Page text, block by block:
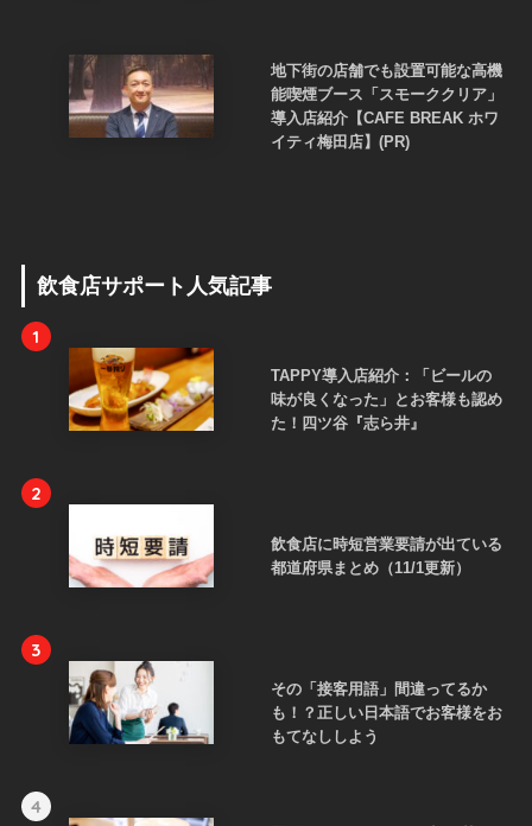
地下街の店舗でも設置可能な高機
能喫煙ブース「スモーククリア」
導入店紹介【CAFE BREAK ホワ
イティ梅田店】(PR)
飲食店サポート人気記事
1
TAPPY導入店紹介：「ビールの
味が良くなった」とお客様も認め
た！四ツ谷『志ら井』
2
飲食店に時短営業要請が出ている
都道府県まとめ（11/1更新）
3
その「接客用語」間違ってるか
も！？正しい日本語でお客様をお
もてなししよう
4